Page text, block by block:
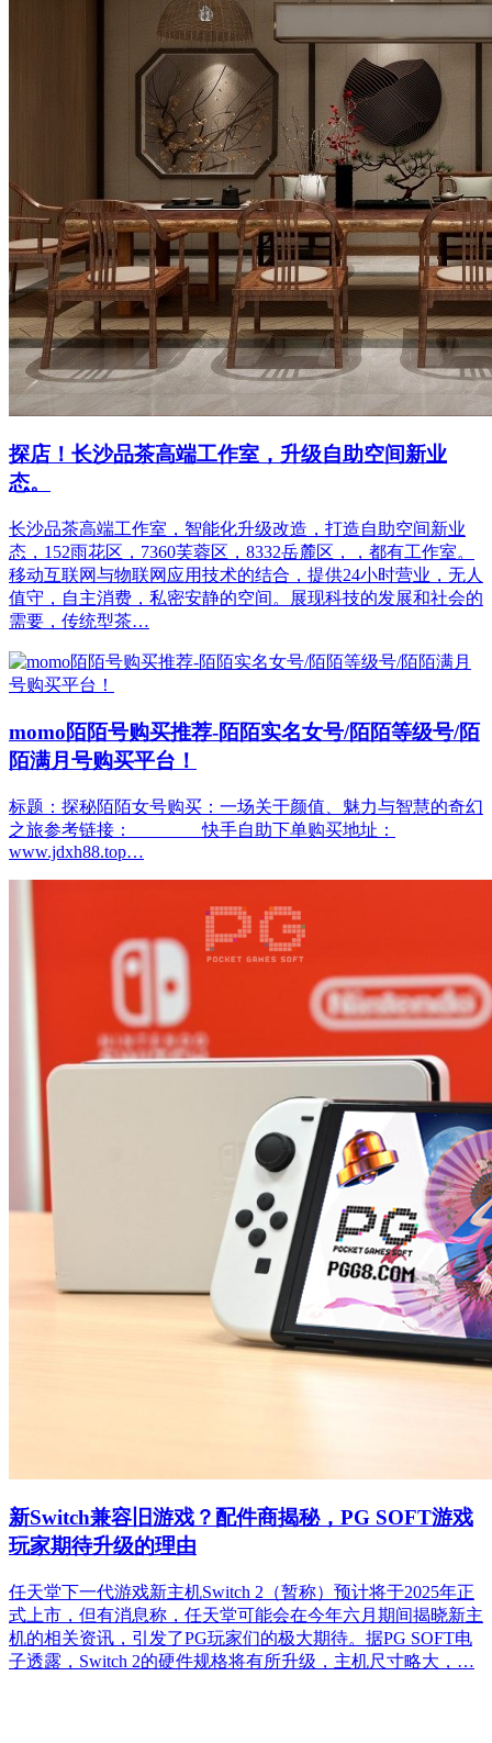
探店！长沙品茶高端工作室，升级自助空间新业
态。
长沙品茶高端工作室，智能化升级改造，打造自助空间新业
态，152雨花区，7360芙蓉区，8332岳麓区，，都有工作室。
移动互联网与物联网应用技术的结合，提供24小时营业，无人
值守，自主消费，私密安静的空间。展现科技的发展和社会的
需要，传统型茶…
momo陌陌号购买推荐-陌陌实名女号/陌陌等级号/陌
陌满月号购买平台！
标题：探秘陌陌女号购买：一场关于颜值、魅力与智慧的奇幻
之旅参考链接： 快手自助下单购买地址：
www.jdxh88.top…
新Switch兼容旧游戏？配件商揭秘，PG SOFT游戏
玩家期待升级的理由
任天堂下一代游戏新主机Switch 2（暂称）预计将于2025年正
式上市，但有消息称，任天堂可能会在今年六月期间揭晓新主
机的相关资讯，引发了PG玩家们的极大期待。据PG SOFT电
子透露，Switch 2的硬件规格将有所升级，主机尺寸略大，…